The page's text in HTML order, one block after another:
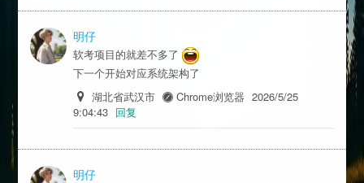
明仔
软考项目的就差不多了
下一个开始对应系统架构了
湖北省武汉市
Chrome浏览器 2026/5/25
9:04:43 回复
明仔